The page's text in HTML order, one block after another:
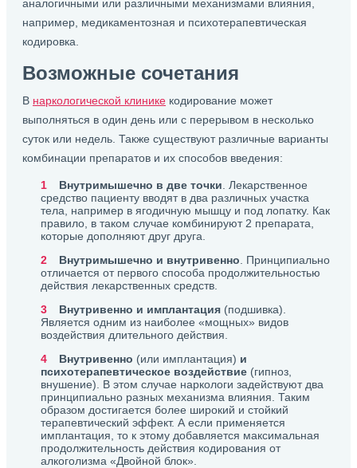
аналогичными или различными механизмами влияния,
например, медикаментозная и психотерапевтическая
кодировка.
Возможные сочетания
В наркологической клинике кодирование может
выполняться в один день или с перерывом в несколько
суток или недель. Также существуют различные варианты
комбинации препаратов и их способов введения:
Внутримышечно в две точки . Лекарственное
средство пациенту вводят в два различных участка
тела, например в ягодичную мышцу и под лопатку. Как
правило, в таком случае комбинируют 2 препарата,
которые дополняют друг друга.
Внутримышечно и внутривенно . Принципиально
отличается от первого способа продолжительностью
действия лекарственных средств.
Внутривенно и имплантация (подшивка).
Является одним из наиболее «мощных» видов
воздействия длительного действия.
Внутривенно (или имплантация) и
психотерапевтическое воздействие (гипноз,
внушение). В этом случае наркологи задействуют два
принципиально разных механизма влияния. Таким
образом достигается более широкий и стойкий
терапевтический эффект. А если применяется
имплантация, то к этому добавляется максимальная
продолжительность действия кодирования от
алкоголизма «Двойной блок».